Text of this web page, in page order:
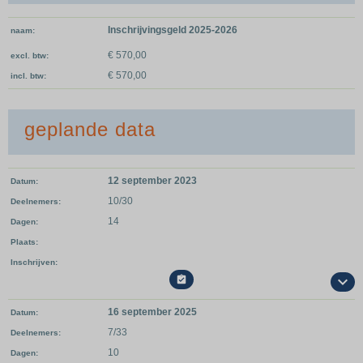
naam Inschrijvingsgeld 2025-2026
excl. btw € 570,00
incl. btw € 570,00
geplande data
Datum 12 september 2023
Deelnemers 10/30
Dagen 14
Plaats
Inschrijven

Datum 16 september 2025
Deelnemers 7/33
Dagen 10